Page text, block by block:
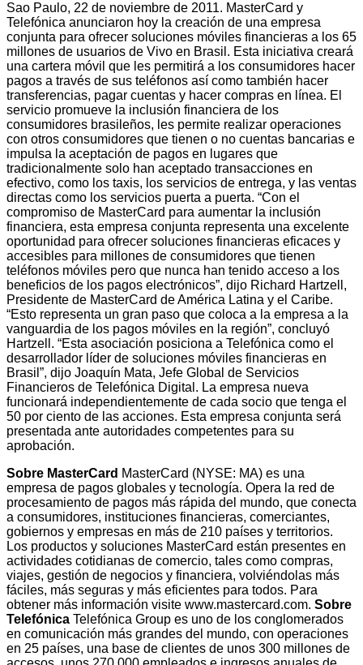
Sao Paulo, 22 de noviembre de 2011. MasterCard y
Telefónica anunciaron hoy la creación de una empresa
conjunta para ofrecer soluciones móviles financieras a los 65
millones de usuarios de Vivo en Brasil. Esta iniciativa creará
una cartera móvil que les permitirá a los consumidores hacer
pagos a través de sus teléfonos así como también hacer
transferencias, pagar cuentas y hacer compras en línea. El
servicio promueve la inclusión financiera de los
consumidores brasileños, les permite realizar operaciones
con otros consumidores que tienen o no cuentas bancarias e
impulsa la aceptación de pagos en lugares que
tradicionalmente solo han aceptado transacciones en
efectivo, como los taxis, los servicios de entrega, y las ventas
directas como los servicios puerta a puerta. “Con el
compromiso de MasterCard para aumentar la inclusión
financiera, esta empresa conjunta representa una excelente
oportunidad para ofrecer soluciones financieras eficaces y
accesibles para millones de consumidores que tienen
teléfonos móviles pero que nunca han tenido acceso a los
beneficios de los pagos electrónicos”, dijo Richard Hartzell,
Presidente de MasterCard de América Latina y el Caribe.
“Esto representa un gran paso que coloca a la empresa a la
vanguardia de los pagos móviles en la región”, concluyó
Hartzell. “Esta asociación posiciona a Telefónica como el
desarrollador líder de soluciones móviles financieras en
Brasil”, dijo Joaquín Mata, Jefe Global de Servicios
Financieros de Telefónica Digital. La empresa nueva
funcionará independientemente de cada socio que tenga el
50 por ciento de las acciones. Esta empresa conjunta será
presentada ante autoridades competentes para su
aprobación.
Sobre MasterCard MasterCard (NYSE: MA) es una
empresa de pagos globales y tecnología. Opera la red de
procesamiento de pagos más rápida del mundo, que conecta
a consumidores, instituciones financieras, comerciantes,
gobiernos y empresas en más de 210 países y territorios.
Los productos y soluciones MasterCard están presentes en
actividades cotidianas de comercio, tales como compras,
viajes, gestión de negocios y financiera, volviéndolas más
fáciles, más seguras y más eficientes para todos. Para
obtener más información visite www.mastercard.com. Sobre
Telefónica Telefónica Group es uno de los conglomerados
en comunicación más grandes del mundo, con operaciones
en 25 países, una base de clientes de unos 300 millones de